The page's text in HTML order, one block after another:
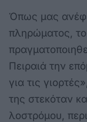
Όπως μας
πληρώματος, το
Πειραιά την
για τις
της στεκόταν
λοστρόμου,